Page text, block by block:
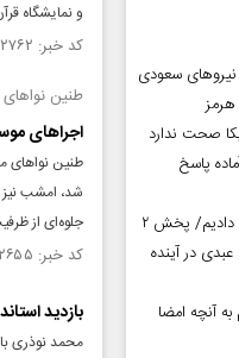
و نمایشگاه
کد خبر: ۱۵۴۲۷۶۲ تاریخ انتشار : ۱۴۰۴/۱۱/۲۶
طنین
اجراهای
طنین نواهای
شد، امشب نیز
جلوه‌ای از
کد خبر: ۱۵۴۲۶۵۵ تاریخ انتشار : ۱۴۰۴/۱۱/۲۵
بازدید
محمد نوذری
سعودی
صحت ندارد
پاسخ
هنرمند منحصر‌به‌فردی را از دست دادیم/ پخش ۲
در آینده
آنچه امضا